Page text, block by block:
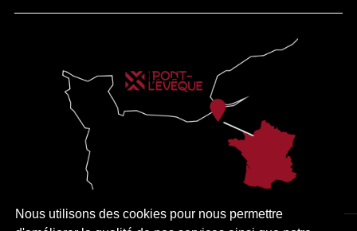
Nous utilisons des cookies pour nous permettre